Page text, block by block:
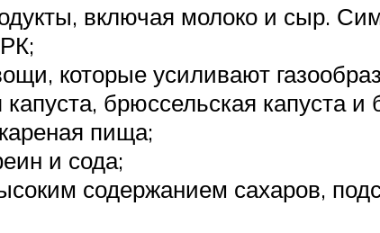
включая молоко и сыр.
которые усиливают
капуста, брюссельская капуста
пища;
и сода;
содержанием сахаров,